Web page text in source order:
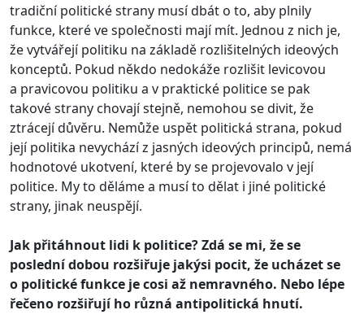
tradiční politické strany musí dbát o to, aby plnily
funkce, které ve společnosti mají mít. Jednou z nich je,
že vytvářejí politiku na základě rozlišitelných ideových
konceptů. Pokud někdo nedokáže rozlišit levicovou
a pravicovou politiku a v praktické politice se pak
takové strany chovají stejně, nemohou se divit, že
ztrácejí důvěru. Nemůže uspět politická strana, pokud
její politika nevychází z jasných ideových principů, nemá
hodnotové ukotvení, které by se projevovalo v její
politice. My to děláme a musí to dělat i jiné politické
strany, jinak neuspějí.
Jak přitáhnout lidi k politice? Zdá se mi, že se
poslední dobou rozšiřuje jakýsi pocit, že ucházet se
o politické funkce je cosi až nemravného. Nebo lépe
řečeno rozšiřují ho různá antipolitická hnutí.